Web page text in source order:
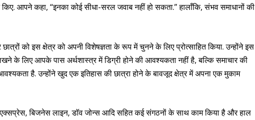
आपने कहा, “इनका कोई सीधा-सरल जवाब नहीं हो सकता.” हालाँकि, संभव समाधानों की
को इस क्षेत्र को अपनी विशेषज्ञता के रूप में चुनने के लिए प्रोत्साहित किया. उन्होंने इस
के लिए आपके पास अर्थशास्त्र में डिग्री होने की आवश्यकता नहीं है, बल्कि समाचार की
है. उन्होंने खुद एक इतिहास की छात्रा होने के बावजूद क्षेत्र में अपना एक मुकाम
बिजनेस लाइन, डॉव जोन्स आदि सहित कई संगठनों के साथ काम किया है और हाल